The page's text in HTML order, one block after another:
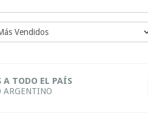
A TODO EL PAÍS
ARGENTINO